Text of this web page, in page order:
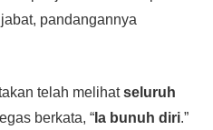
pandangannya
telah melihatseluruh
berkata, “Ia bunuh diri.”